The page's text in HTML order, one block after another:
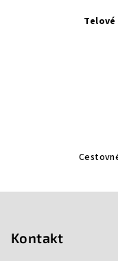
Kontakt